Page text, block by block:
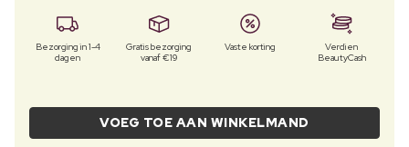
Bezorging in 1-4
dagen
Gratis bezorging
vanaf €19
Vaste korting
Verdien
BeautyCash
VOEG TOE AAN WINKELMAND